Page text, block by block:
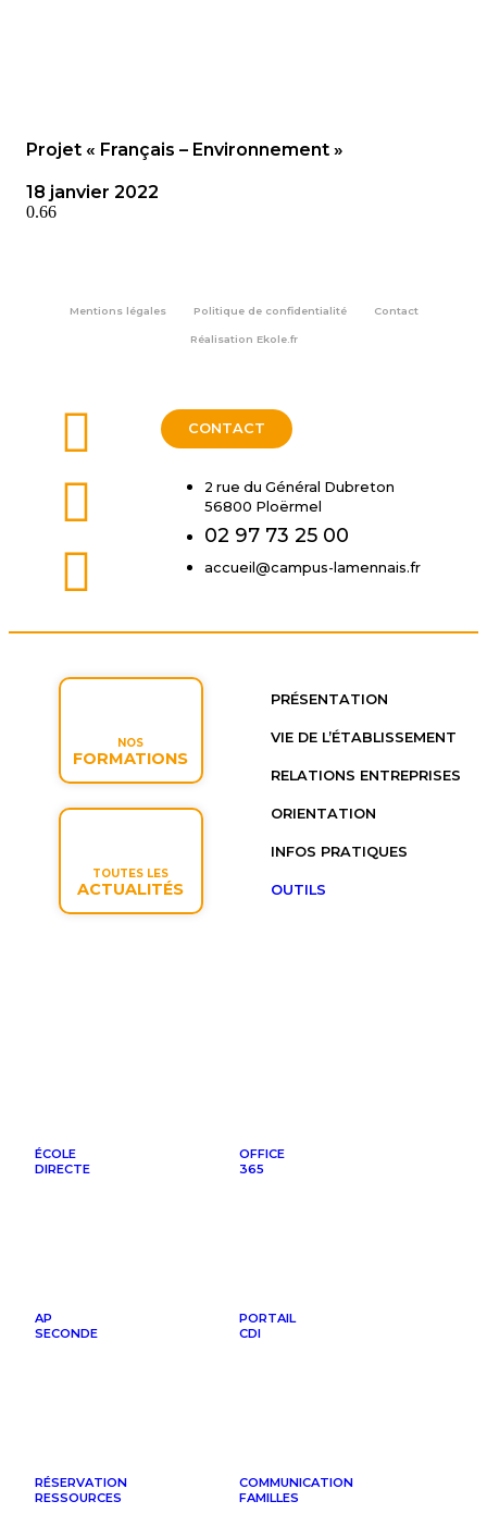
Projet « Français – Environnement »
18 janvier 2022
Mentions légales Politique de confidentialité Contact
Réalisation Ekole.fr
CONTACT
2 rue du Général Dubreton
56800 Ploërmel
02 97 73 25 00
accueil@campus-lamennais.fr
NOS
FORMATIONS
TOUTES LES
ACTUALITÉS
PRÉSENTATION
VIE DE L’ÉTABLISSEMENT
RELATIONS ENTREPRISES
ORIENTATION
INFOS PRATIQUES
OUTILS
ÉCOLE
DIRECTE
OFFICE
365
AP
SECONDE
PORTAIL
CDI
RÉSERVATION
RESSOURCES
COMMUNICATION
FAMILLES